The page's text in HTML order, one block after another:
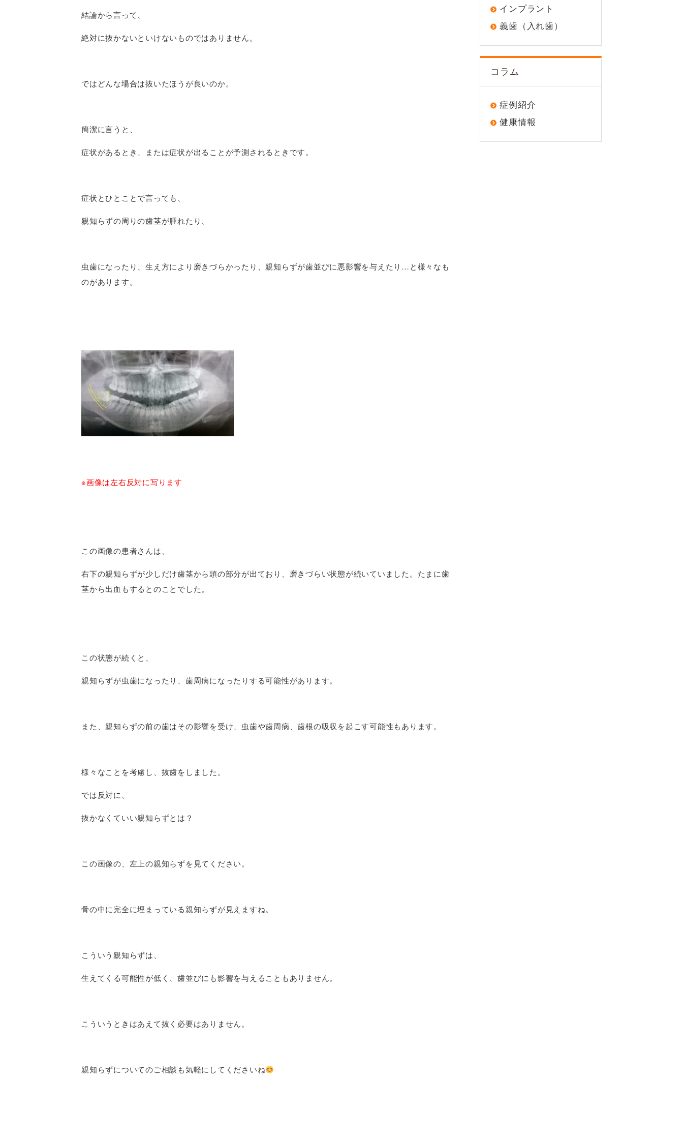
結論から言って、
絶対に抜かないといけないものではありません。
ではどんな場合は抜いたほうが良いのか。
簡潔に言うと、
症状があるとき、または症状が出ることが予測されるときです。
症状とひとことで言っても、
親知らずの周りの歯茎が腫れたり、
虫歯になったり、生え方により磨きづらかったり、親知らずが歯並びに悪影響を与えたり…と様々なも
のがあります。
※画像は左右反対に写ります
この画像の患者さんは、
右下の親知らずが少しだけ歯茎から頭の部分が出ており、磨きづらい状態が続いていました。たまに歯
茎から出血もするとのことでした。
この状態が続くと、
親知らずが虫歯になったり、歯周病になったりする可能性があります。
また、親知らずの前の歯はその影響を受け、虫歯や歯周病、歯根の吸収を起こす可能性もあります。
様々なことを考慮し、抜歯をしました。
では反対に、
抜かなくていい親知らずとは？
この画像の、左上の親知らずを見てください。
骨の中に完全に埋まっている親知らずが見えますね。
こういう親知らずは、
生えてくる可能性が低く、歯並びにも影響を与えることもありません。
こういうときはあえて抜く必要はありません。
親知らずについてのご相談も気軽にしてくださいね
インプラント
義歯（入れ歯）
コラム
症例紹介
健康情報